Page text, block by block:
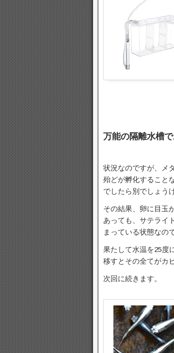
万能の隔離水槽
状況なのですが、メ
殆どが孵化すること
でしたら別でしょう
その結果、卵に目玉
あっても、サテライ
まっている状態なの
果たして水温を25度
移すとその全てがカ
次回に続きます。